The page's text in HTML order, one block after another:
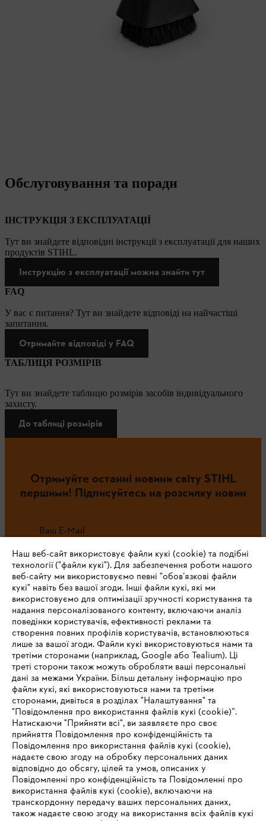
Обслуговування та поради
ІНСТРУКЦІЯ З ЕКСПЛУАТАЦІЇ
Тут ви знайдете відповідні інструкції з експлуатації для наших
продуктів STIHL.
Інструкцію з експлуатації можна знайти тут
FAQ
У вас є питання? Тут ви знайдете відповіді на найчастіші
запитання.
Отримайте відповіді у FAQ
ТАБЛИЦЯ РОЗМІРІВ
Тут ви знайдете таблицю розмірів засобів індивідуального
захисту.
До таблиці розмірів
Отримуйте останні новини світу STIHL
першими! Підписуйтесь на розсилку новин
Ваш E-Mail
Зареєструватись зараз
#STIHL
Про компанію STIHL
Запитання та відповіді
Наш веб-сайт використовує файли кукі (cookie) та подібні
технології ("файли кукі"). Для забезпечення роботи нашого
веб-сайту ми використовуємо певні "обов’язкові файли
кукі" навіть без вашої згоди. Інші файли кукі, які ми
використовуємо для оптимізації зручності користування та
надання персоналізованого контенту, включаючи аналіз
поведінки користувачів, ефективності реклами та
створення повних профілів користувачів, встановлюються
лише за вашої згоди. Файли кукі використовуються нами та
третіми сторонами (наприклад, Google або Tealium). Ці
треті сторони також можуть обробляти ваші персональні
дані за межами України. Більш детальну інформацію про
файли кукі, які використовуються нами та третіми
сторонами, дивіться в розділах "Налаштування" та
"Повідомлення про використання файлів кукі (cookie)”.
Натискаючи "Прийняти всі", ви заявляєте про своє
прийняття Повідомлення про конфіденційність та
Повідомлення про використання файлів кукі (cookie),
надаєте свою згоду на обробку персональних даних
відповідно до обсягу, цілей та умов, описаних у
Повідомленні про конфіденційність та Повідомленні про
використання файлів кукі (cookie), включаючи на
транскордонну передачу ваших персональних даних,
також надаєте свою згоду на використання всіх файлів кукі